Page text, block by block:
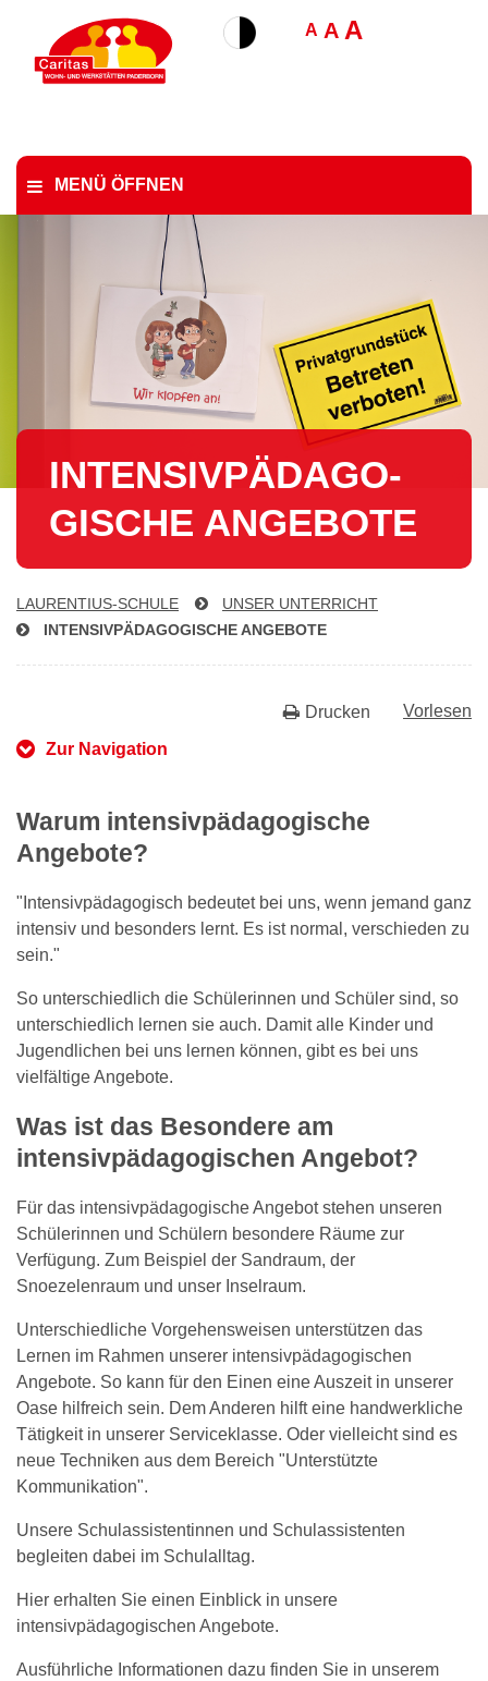
A A A
MENÜ ÖFFNEN
IN­TEN­SIV­PÄD­AGO­
GI­SCHE ANGEBOTE
LAU­REN­TI­US-SCHU­LE
UNSER UNTERRICHT
IN­TEN­SIV­PÄD­AGO­GI­SCHE ANGEBOTE
Vorlesen
Drucken
Zur Navigation
Warum intensivpädagogische
Angebote?
"Intensivpädagogisch bedeutet bei uns, wenn jemand ganz
intensiv und besonders lernt. Es ist normal, verschieden zu
sein."
So unterschiedlich die Schülerinnen und Schüler sind, so
unterschiedlich lernen sie auch. Damit alle Kinder und
Jugendlichen bei uns lernen können, gibt es bei uns
vielfältige Angebote.
Was ist das Besondere am
intensivpädagogischen Angebot?
Für das intensivpädagogische Angebot stehen unseren
Schülerinnen und Schülern besondere Räume zur
Verfügung. Zum Beispiel der Sandraum, der
Snoezelenraum und unser Inselraum.
Unterschiedliche Vorgehensweisen unterstützen das
Lernen im Rahmen unserer intensivpädagogischen
Angebote. So kann für den Einen eine Auszeit in unserer
Oase hilfreich sein. Dem Anderen hilft eine handwerkliche
Tätigkeit in unserer Serviceklasse. Oder vielleicht sind es
neue Techniken aus dem Bereich "Unterstützte
Kommunikation".
Unsere Schulassistentinnen und Schulassistenten
begleiten dabei im Schulalltag.
Hier erhalten Sie einen Einblick in unsere
intensivpädagogischen Angebote.
Ausführliche Informationen dazu finden Sie in unserem